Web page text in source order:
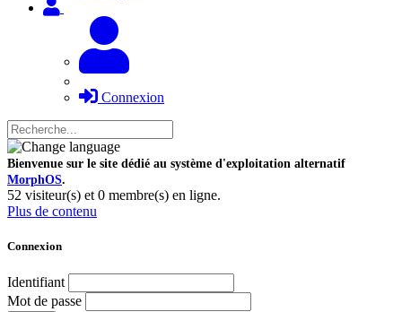
Connexion
Bienvenue sur le site dédié au système d'exploitation alternatif
MorphOS.
52 visiteur(s) et 0 membre(s) en ligne.
Plus de contenu
Connexion
Identifiant
Mot de passe